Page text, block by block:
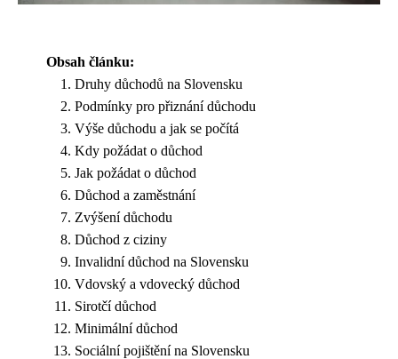
Obsah článku:
Druhy důchodů na Slovensku
Podmínky pro přiznání důchodu
Výše důchodu a jak se počítá
Kdy požádat o důchod
Jak požádat o důchod
Důchod a zaměstnání
Zvýšení důchodu
Důchod z ciziny
Invalidní důchod na Slovensku
Vdovský a vdovecký důchod
Sirotčí důchod
Minimální důchod
Sociální pojištění na Slovensku